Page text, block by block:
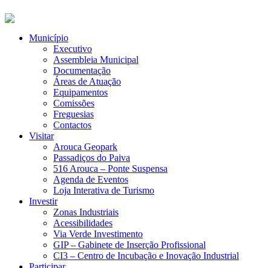
Município
Executivo
Assembleia Municipal
Documentação
Áreas de Atuação
Equipamentos
Comissões
Freguesias
Contactos
Visitar
Arouca Geopark
Passadiços do Paiva
516 Arouca – Ponte Suspensa
Agenda de Eventos
Loja Interativa de Turismo
Investir
Zonas Industriais
Acessibilidades
Via Verde Investimento
GIP – Gabinete de Inserção Profissional
CI3 – Centro de Incubação e Inovação Industrial